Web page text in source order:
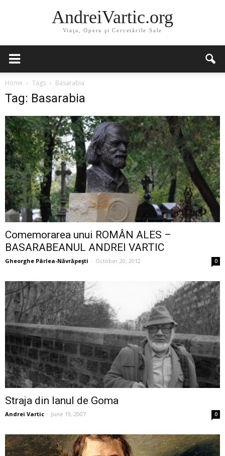
AndreiVartic.org
Viaţa, Opera şi Cercetările Sale
Home Tags Basarabia
Tag: Basarabia
Comemorarea unui ROMÂN ALES –
BASARABEANUL ANDREI VARTIC
Gheorghe Pârlea-Năvrăpeşti - October 20, 2012 0
Straja din lanul de Goma
Andrei Vartic - June 19, 2007 0